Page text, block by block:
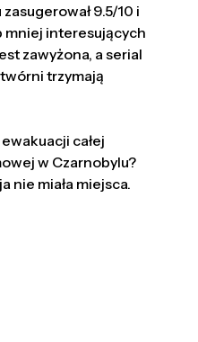
9.5/10 i
mniej interesujących
zawyżona, a serial
trzymają
całej
w Czarnobylu?
nie miała miejsca.